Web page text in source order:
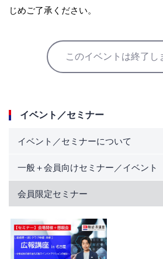
じめご了承ください。
このイベントは終了し
イベント／セミナー
イベント／セミナーについて
一般＋会員向けセミナー／イベント
会員限定セミナー